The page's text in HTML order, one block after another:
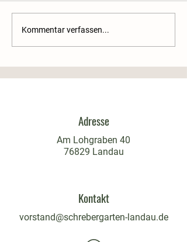
Einladung zur
Mitgliederversammlung 2026
Kommentar verfassen...
Adresse
Am Lohgraben 40
76829 Landau
Kontakt
vorstand@schrebergarten-landau.de